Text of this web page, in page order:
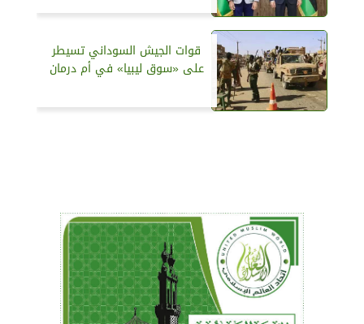
قوات الجيش السوداني تسيطر
على «سوق ليبيا» في أم درمان